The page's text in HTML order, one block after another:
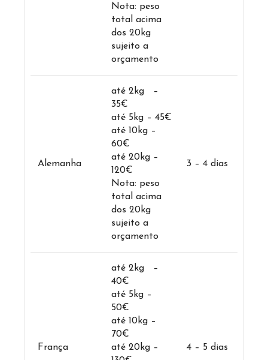
Nota: peso
total acima
dos 20kg
sujeito a
orçamento
Alemanha
até 2kg –
35€
até 5kg – 45€
até 10kg –
60€
até 20kg –
120€
Nota: peso
total acima
dos 20kg
sujeito a
orçamento
3 – 4 dias
França
até 2kg –
40€
até 5kg –
50€
até 10kg –
70€
até 20kg –
4 – 5 dias